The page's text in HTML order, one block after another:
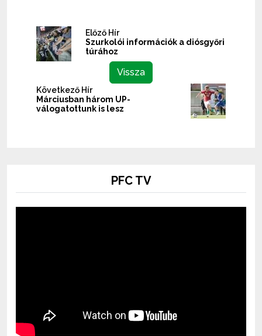
Előző Hír
Szurkolói információk a diósgyőri
túrához
Vissza
Következő Hír
Márciusban három UP-
válogatottunk is lesz
PFC TV